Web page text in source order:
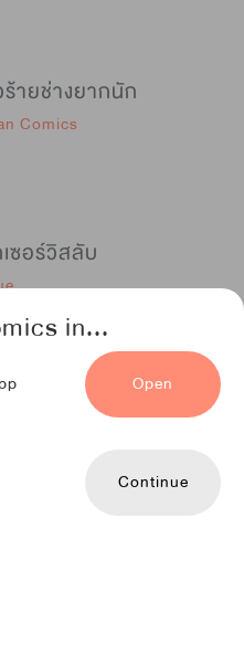
in...
Open
Continue
ายช่างยากนัก
Comics
ซอร์วิสลับ